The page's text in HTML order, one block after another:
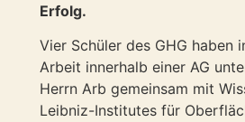
Erfolg.
Vier Schüler des GHG haben
Arbeit innerhalb einer AG
Herrn Arb gemeinsam mit
Leibniz-Institutes für